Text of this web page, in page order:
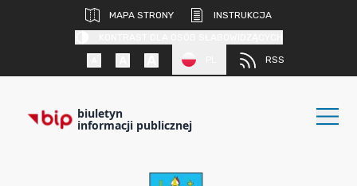
MAPA STRONY
INSTRUKCJA
RSS
biuletyn
informacji publicznej